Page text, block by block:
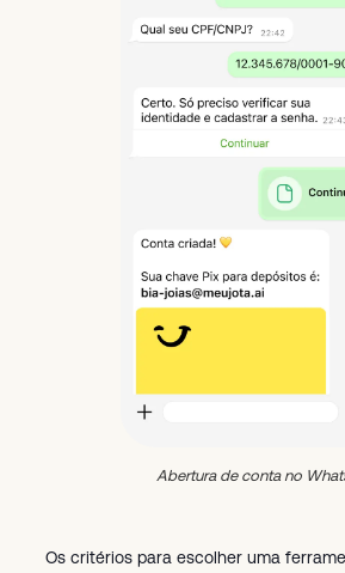
Abertura de conta no
Os critérios para escolher uma